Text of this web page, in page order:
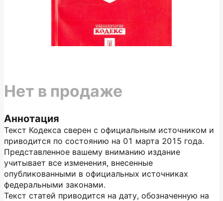
Аннотация
Текст Кодекса сверен с официальным источником и
приводится по состоянию на 01 марта 2015 года.
Представленное вашему вниманию издание
учитывает все изменения, внесенные
опубликованными в официальных источниках
федеральными законами.
Текст статей приводится на дату, обозначенную на
Нет в продаже